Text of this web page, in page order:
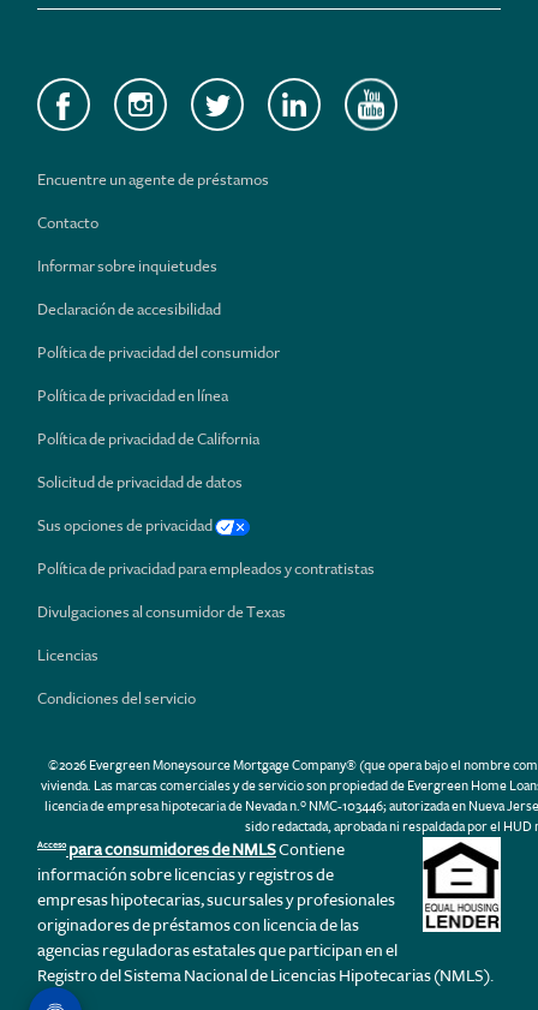
Encuentre un agente de préstamos
Contacto
Informar sobre inquietudes
Declaración de accesibilidad
Política de privacidad del consumidor
Política de privacidad en línea
Política de privacidad de California
Solicitud de privacidad de datos
Sus opciones de privacidad
Política de privacidad para empleados y contratistas
Divulgaciones al consumidor de Texas
Licencias
Condiciones del servicio
©2026 Evergreen Moneysource Mortgage Company® (que opera bajo el nombre
vivienda. Las marcas comerciales y de servicio son propiedad de Evergreen Home
licencia de empresa hipotecaria de Nevada n.º NMC-103446; autorizada en Nueva
sido redactada, aprobada ni respaldada por el
Accesopara consumidores de NMLSContiene
información sobre licencias y registros de
empresas hipotecarias, sucursales y profesionales
originadores de préstamos con licencia de las
agencias reguladoras estatales que participan en el
Registro del Sistema Nacional de Licencias Hipotecarias (NMLS).